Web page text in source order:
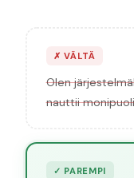
✗ VÄLTÄ
Olen
nauttii
✓ PAREMPI